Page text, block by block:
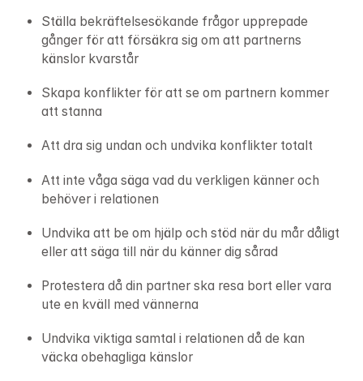
Ställa bekräftelsesökande frågor upprepade
gånger för att försäkra sig om att partnerns
känslor kvarstår
Skapa konflikter för att se om partnern kommer
att stanna
Att dra sig undan och undvika konflikter totalt
Att inte våga säga vad du verkligen känner och
behöver i relationen
Undvika att be om hjälp och stöd när du mår dåligt
eller att säga till när du känner dig sårad
Protestera då din partner ska resa bort eller vara
ute en kväll med vännerna
Undvika viktiga samtal i relationen då de kan
väcka obehagliga känslor